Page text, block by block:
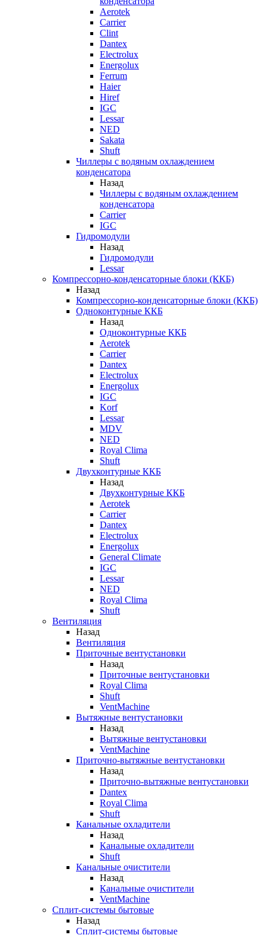
Aerotek
Carrier
Clint
Dantex
Electrolux
Energolux
Ferrum
Haier
Hiref
IGC
Lessar
NED
Sakata
Shuft
Чиллеры с водяным охлаждением
конденсатора
Назад
Чиллеры с водяным охлаждением
конденсатора
Carrier
IGC
Гидромодули
Назад
Гидромодули
Lessar
Компрессорно-конденсаторные блоки (ККБ)
Назад
Компрессорно-конденсаторные блоки (ККБ)
Одноконтурные ККБ
Назад
Одноконтурные ККБ
Aerotek
Carrier
Dantex
Electrolux
Energolux
IGC
Korf
Lessar
MDV
NED
Royal Clima
Shuft
Двухконтурные ККБ
Назад
Двухконтурные ККБ
Aerotek
Carrier
Dantex
Electrolux
Energolux
General Climate
IGC
Lessar
NED
Royal Clima
Shuft
Вентиляция
Назад
Вентиляция
Приточные вентустановки
Назад
Приточные вентустановки
Royal Clima
Shuft
VentMachine
Вытяжные вентустановки
Назад
Вытяжные вентустановки
VentMachine
Приточно-вытяжные вентустановки
Назад
Приточно-вытяжные вентустановки
Dantex
Royal Clima
Shuft
Канальные охладители
Назад
Канальные охладители
Shuft
Канальные очистители
Назад
Канальные очистители
VentMachine
Сплит-системы бытовые
Назад
Сплит-системы бытовые